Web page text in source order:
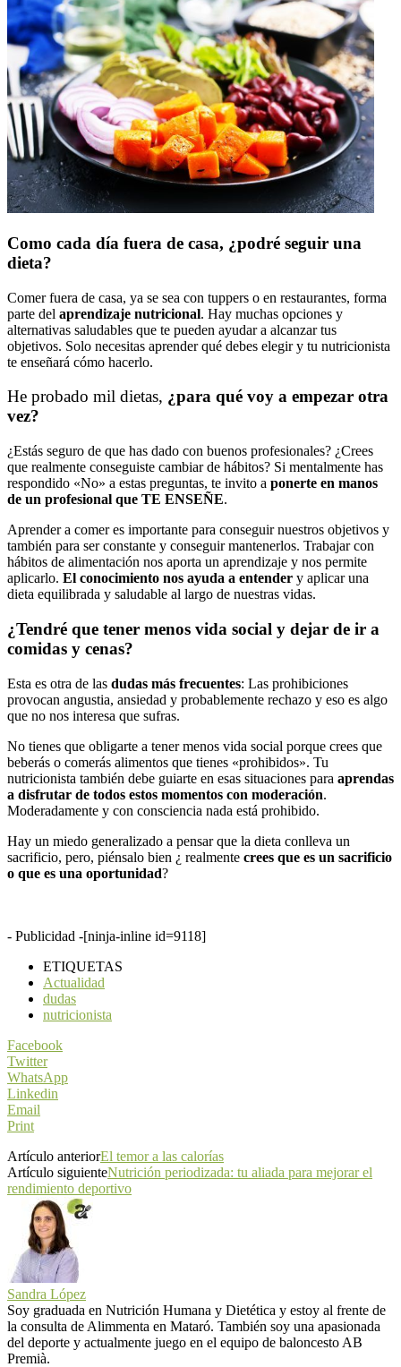
Como cada día fuera de casa, ¿podré seguir una
dieta?
Comer fuera de casa, ya se sea con tuppers o en restaurantes, forma
parte del aprendizaje nutricional. Hay muchas opciones y
alternativas saludables que te pueden ayudar a alcanzar tus
objetivos. Solo necesitas aprender qué debes elegir y tu nutricionista
te enseñará cómo hacerlo.
He probado mil dietas, ¿para qué voy a empezar otra
vez?
¿Estás seguro de que has dado con buenos profesionales? ¿Crees
que realmente conseguiste cambiar de hábitos? Si mentalmente has
respondido «No» a estas preguntas, te invito a ponerte en manos
de un profesional que TE ENSEÑE.
Aprender a comer es importante para conseguir nuestros objetivos y
también para ser constante y conseguir mantenerlos. Trabajar con
hábitos de alimentación nos aporta un aprendizaje y nos permite
aplicarlo. El conocimiento nos ayuda a entender y aplicar una
dieta equilibrada y saludable al largo de nuestras vidas.
¿Tendré que tener menos vida social y dejar de ir a
comidas y cenas?
Esta es otra de las dudas más frecuentes: Las prohibiciones
provocan angustia, ansiedad y probablemente rechazo y eso es algo
que no nos interesa que sufras.
No tienes que obligarte a tener menos vida social porque crees que
beberás o comerás alimentos que tienes «prohibidos». Tu
nutricionista también debe guiarte en esas situaciones para aprendas
a disfrutar de todos estos momentos con moderación.
Moderadamente y con consciencia nada está prohibido.
Hay un miedo generalizado a pensar que la dieta conlleva un
sacrificio, pero, piénsalo bien ¿ realmente crees que es un sacrificio
o que es una oportunidad?
- Publicidad -[ninja-inline id=9118]
ETIQUETAS
Actualidad
dudas
nutricionista
Facebook
Twitter
WhatsApp
Linkedin
Email
Print
Artículo anteriorEl temor a las calorías
Artículo siguienteNutrición periodizada: tu aliada para mejorar el
rendimiento deportivo
Sandra López
Soy graduada en Nutrición Humana y Dietética y estoy al frente de
la consulta de Alimmenta en Mataró. También soy una apasionada
del deporte y actualmente juego en el equipo de baloncesto AB
Premià.